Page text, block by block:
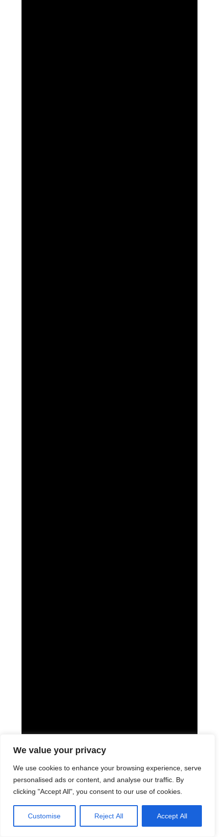
We value your privacy
We use cookies to enhance your browsing experience, serve
personalised ads or content, and analyse our traffic. By
clicking "Accept All", you consent to our use of cookies.
Customise Reject All Accept All